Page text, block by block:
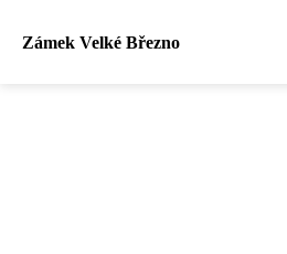
Zámek Velké Březno